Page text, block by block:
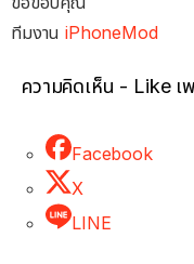
ทีมงานiPhoneMod
ความคิดเห็น - Like
Facebook
X
LINE